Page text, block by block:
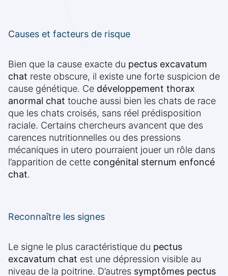
Causes et facteurs de risque
Bien que la cause exacte du pectus excavatum
chat reste obscure, il existe une forte suspicion de
cause génétique. Ce développement thorax
anormal chat touche aussi bien les chats de race
que les chats croisés, sans réel prédisposition
raciale. Certains chercheurs avancent que des
carences nutritionnelles ou des pressions
mécaniques in utero pourraient jouer un rôle dans
l’apparition de cette congénital sternum enfoncé
chat.
Reconnaître les signes
Le signe le plus caractéristique du pectus
excavatum chat est une dépression visible au
niveau de la poitrine. D’autres symptômes pectus